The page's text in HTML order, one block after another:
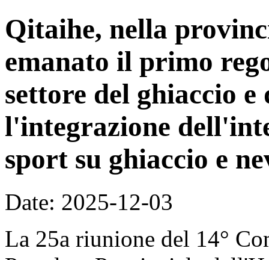
Qitaihe, nella
emanato il primo
settore del ghiaccio
l'integrazione
sport su ghiaccio e
Date: 2025-12-03
La 25a riunione del 14°